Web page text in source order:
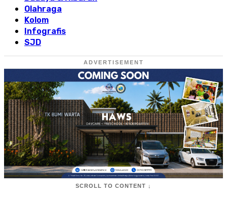
Olahraga
Kolom
Infografis
SJD
ADVERTISEMENT
SCROLL TO CONTENT ↓